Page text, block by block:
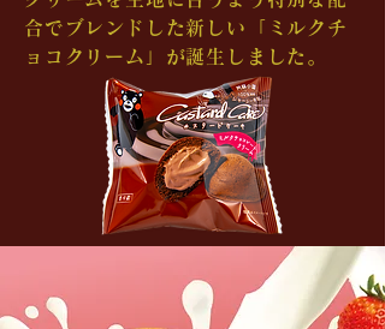
合でブレンドした新しい「ミルクチ
ョコ​クリーム」が誕生しました。